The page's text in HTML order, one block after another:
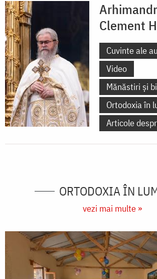
Clement
Cuvinte ale
Video
Mănăstiri și
Ortodoxia în
Articole
ORTODOXIA ÎN
vezi mai multe »